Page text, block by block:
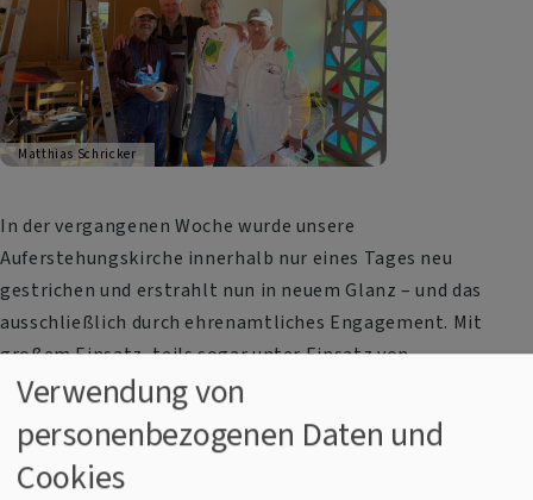
Matthias Schricker
In der vergangenen Woche wurde unsere
Auferstehungskirche innerhalb nur eines Tages neu
gestrichen und erstrahlt nun in neuem Glanz – und das
ausschließlich durch ehrenamtliches Engagement. Mit
großem Einsatz, teils sogar unter Einsatz von
Urlaubstagen, haben die Helferinnen und Helfer
beeindruckend schnell und sorgfältig gearbeitet.
Beteiligt waren Wolfgang Beil, Michael Greff, Nicole Nicklas
Verwendung von
personenbezogenen Daten und
Cookies